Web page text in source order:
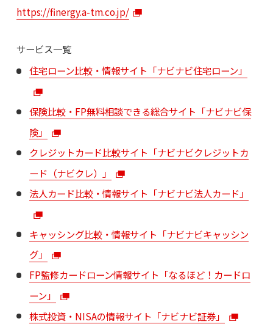
https://finergy.a-tm.co.jp/
サービス一覧
住宅ローン比較・情報サイト「ナビナビ住宅ローン」
保険比較・FP無料相談できる総合サイト「ナビナビ保
険」
クレジットカード比較サイト「ナビナビクレジットカ
ード（ナビクレ）」
法人カード比較・情報サイト「ナビナビ法人カード」
キャッシング比較・情報サイト「ナビナビキャッシン
グ」
FP監修カードローン情報サイト「なるほど！カードロ
ーン」
株式投資・NISAの情報サイト「ナビナビ証券」